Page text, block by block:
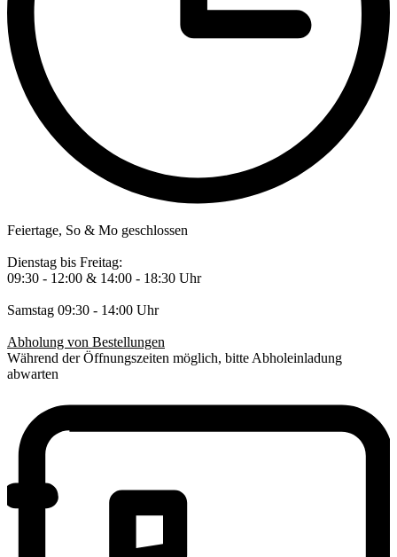
Feiertage, So & Mo geschlossen
Dienstag bis Freitag:
09:30 - 12:00 & 14:00 - 18:30 Uhr
Samstag 09:30 - 14:00 Uhr
Abholung von Bestellungen
Während der Öffnungszeiten möglich, bitte Abholeinladung
abwarten